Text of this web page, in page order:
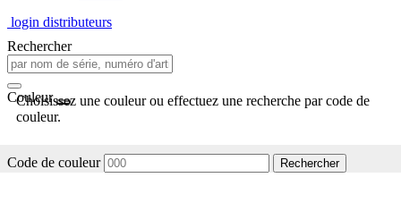
login distributeurs
Rechercher
Couleur
Choisissez une couleur ou effectuez une recherche par code de
couleur.
Code de couleur Rechercher